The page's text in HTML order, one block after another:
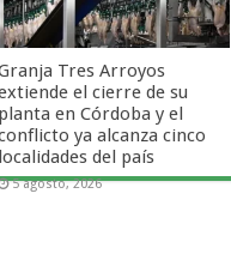
Tres Arroyos
el cierre de su
planta en Córdoba y el
ya alcanza cinco
localidades del país
5 agosto, 2026